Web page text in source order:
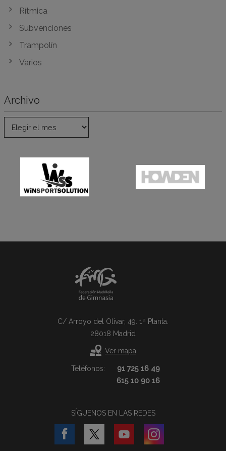
Rítmica
Subvenciones
Trampolín
Varios
Archivo
C/ Arroyo del Olivar, 49. 1ª Planta.
28018 Madrid
Ver mapa
Teléfonos:
91 725 16 49
615 10 90 16
SÍGUENOS EN LAS REDES